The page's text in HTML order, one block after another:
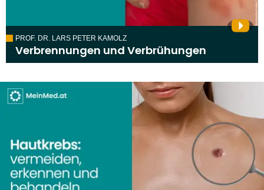
PROF. DR. LARS PETER KAMOLZ
Verbrennungen und Verbrühungen